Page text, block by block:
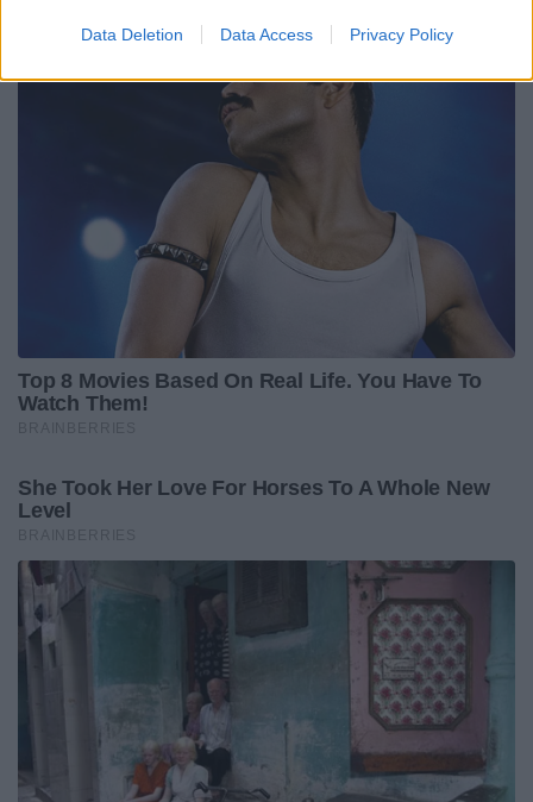
Data Deletion Data Access Privacy Policy